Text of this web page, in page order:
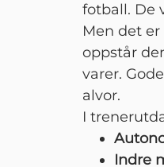
fotball. De
Men det
oppstår
varer.
alvor.
I
Indre